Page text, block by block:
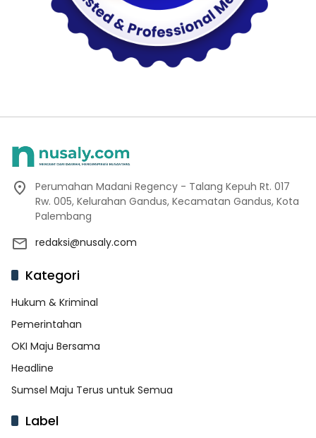
Perumahan Madani Regency - Talang Kepuh Rt. 017
Rw. 005, Kelurahan Gandus, Kecamatan Gandus, Kota
Palembang
redaksi@nusaly.com
Kategori
Hukum & Kriminal
Pemerintahan
OKI Maju Bersama
Headline
Sumsel Maju Terus untuk Semua
Label